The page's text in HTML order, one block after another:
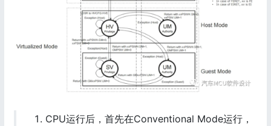
CPU运行后，首先在Conventional Mode运行，